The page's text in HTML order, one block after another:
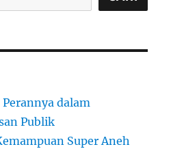
dalam
Publik
Super Aneh